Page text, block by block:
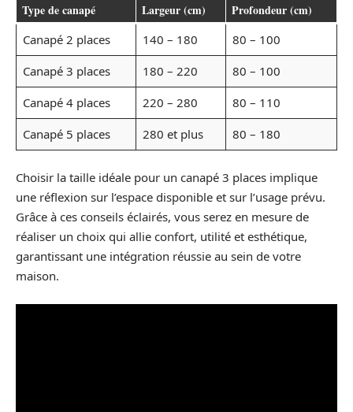
Type de canapé Largeur (cm) Profondeur (cm)
Canapé 2 places 140 – 180
80 – 100
Canapé 3 places
180 – 220
80 – 100
Canapé 4 places
220 – 280
80 – 110
Canapé 5 places
280 et plus 80 – 180
Choisir la taille idéale pour un canapé 3 places implique
une réflexion sur l’espace disponible et sur l’usage prévu.
Grâce à ces conseils éclairés, vous serez en mesure de
réaliser un choix qui allie confort, utilité et esthétique,
garantissant une intégration réussie au sein de votre
maison.